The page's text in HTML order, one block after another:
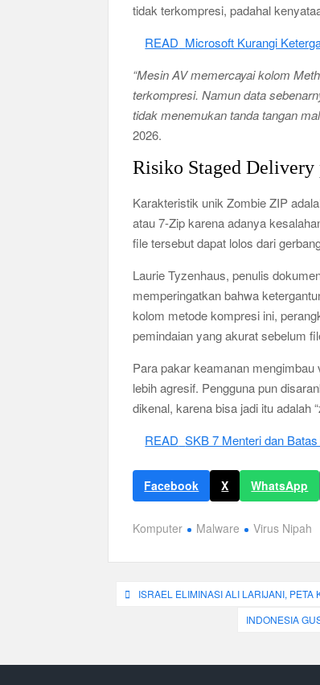
tidak terkompresi, padahal
READ Microsoft Kurangi
“Mesin AV memercayai kolom
terkompresi. Namun data
tidak menemukan tanda tangan
2026.
Risiko Staged Delivery
Karakteristik unik Zombie ZIP
atau 7-Zip karena adanya
file tersebut dapat lolos dari
Laurie Tyzenhaus, penulis
memperingatkan bahwa
kolom metode kompresi ini,
pemindaian yang akurat sebelum
Para pakar keamanan
lebih agresif. Pengguna pun
dikenal, karena bisa jadi itu adalah
READ SKB 7 Menteri dan
Facebook X WhatsApp
Komputer Malware Virus Nipah
Navigasi
ISRAEL ELIMINASI ALI LARIJANI,
INDONESIA